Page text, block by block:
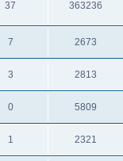
37 363236
7 2673
3 2813
0 5809
1 2321